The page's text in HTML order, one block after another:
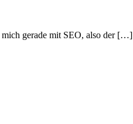
mich gerade mit SEO, also der […]